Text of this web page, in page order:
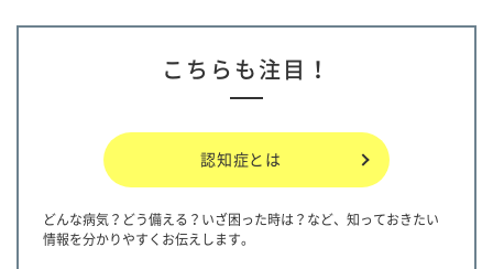
こちらも注目！
認知症とは
どんな病気？どう備える？いざ困った時は？など、知っておきたい
情報を分かりやすくお伝えします。